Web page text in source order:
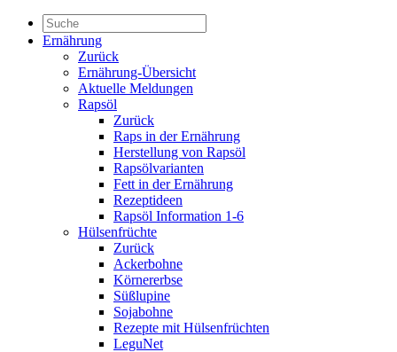
Ernährung
Zurück
Ernährung-Übersicht
Aktuelle Meldungen
Rapsöl
Zurück
Raps in der Ernährung
Herstellung von Rapsöl
Rapsölvarianten
Fett in der Ernährung
Rezeptideen
Rapsöl Information 1-6
Hülsenfrüchte
Zurück
Ackerbohne
Körnererbse
Süßlupine
Sojabohne
Rezepte mit Hülsenfrüchten
LeguNet